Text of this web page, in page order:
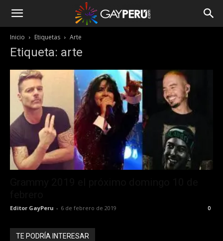
Inicio Etiquetas Arte
Etiqueta: arte
Editor GayPeru - 6 de febrero de 2019 0
TE PODRÍA INTERESAR